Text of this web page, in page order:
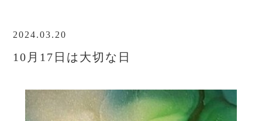
privacy policy
2024.03.20
10月17日は大切な日